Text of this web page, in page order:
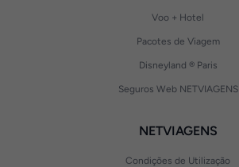
Voo + Hotel
Pacotes de Viagem
Disneyland ® Paris
Seguros Web NETVIAGENS
NETVIAGENS
Condições de Utilização